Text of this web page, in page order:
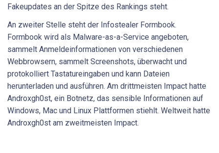
Fakeupdates an der Spitze des Rankings steht.
An zweiter Stelle steht der Infostealer Formbook.
Formbook wird als Malware-as-a-Service angeboten,
sammelt Anmeldeinformationen von verschiedenen
Webbrowsern, sammelt Screenshots, überwacht und
protokolliert Tastatureingaben und kann Dateien
herunterladen und ausführen. Am drittmeisten Impact hatte
Androxgh0st, ein Botnetz, das sensible Informationen auf
Windows, Mac und Linux Plattformen stiehlt. Weltweit hatte
Androxgh0st am zweitmeisten Impact.